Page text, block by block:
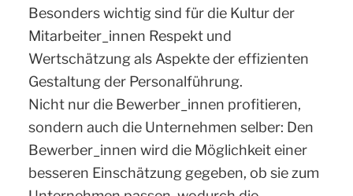
Besonders wichtig sind für die Kultur der
Mitarbeiter_innen Respekt und
Wertschätzung als Aspekte der effizienten
Gestaltung der Personalführung.
Nicht nur die Bewerber_innen profitieren,
sondern auch die Unternehmen selber: Den
Bewerber_innen wird die Möglichkeit einer
besseren Einschätzung gegeben, ob sie zum